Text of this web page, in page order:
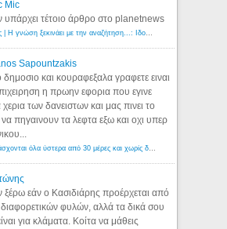
Mic
υπάρχει τέτοιο άρθρο στο planetnews
Λόγιος Ερμής | Η γνώση ξεκινάει με την αναζήτηση...: Ιδού οι 18 που χρωστούν 11 δις ευρώ!
Sapountzakis
δημοσιο και κουραφεξαλα γραφετε ειναι
η πρωην εφορια που εγινε
των δανειστων και μας πινει το
να πηγαινουν τα λεφτα εξω και οχι υπερ
Εφορία: Κατάσχονται όλα ύστερα από 30 μέρες και χωρίς δικαστικές αποφάσεις - Λόγιος Ερμής
ξέρω εάν ο Κασιδιάρης προέρχεται από
φυλών, αλλά τα δικά σου
για κλάματα. Κοίτα να μάθεις